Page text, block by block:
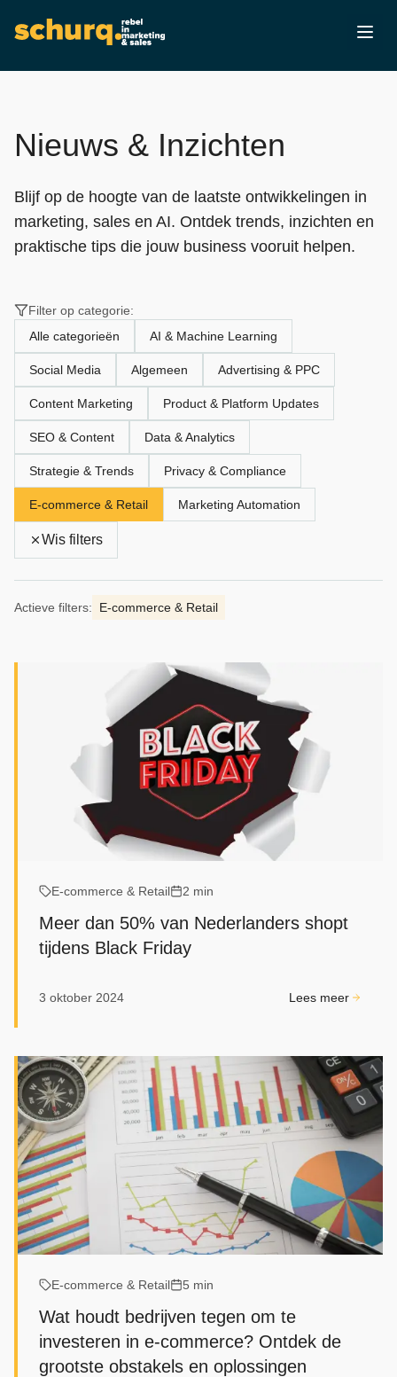
Nieuws & Inzichten
Blijf op de hoogte van de laatste ontwikkelingen in
marketing, sales en AI. Ontdek trends, inzichten en
praktische tips die jouw business vooruit helpen.
Filter op categorie:
Alle categorieën
AI & Machine Learning
Social Media Algemeen Advertising & PPC
Content Marketing Product & Platform Updates
SEO & Content Data & Analytics
Strategie & Trends Privacy & Compliance
E‑commerce & Retail Marketing Automation
Wis filters
Actieve filters: E‑commerce & Retail
E‑commerce & Retail 2 min
Meer dan 50% van Nederlanders shopt
tijdens Black Friday
3 oktober 2024 Lees meer
E‑commerce & Retail 5 min
Wat houdt bedrijven tegen om te
investeren in e-commerce? Ontdek de
grootste obstakels en oplossingen